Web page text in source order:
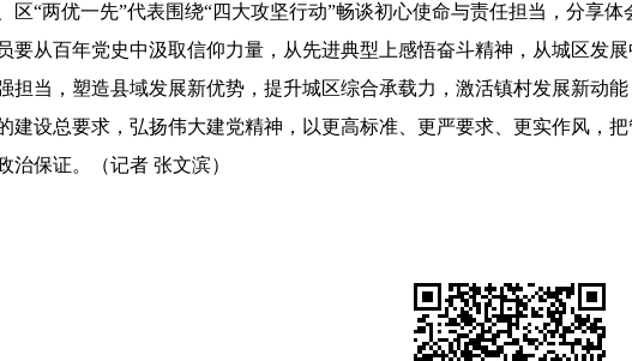
区“两优一先”代表围绕“四大攻坚行动”畅谈初心使命与责任担当，分享体
从百年党史中汲取信仰力量，从先进典型上感悟奋斗精神，从城区发
担当，塑造县域发展新优势，提升城区综合承载力，激活镇村发展新动
建设总要求，弘扬伟大建党精神，以更高标准、更严要求、更实作风，
治保证。（记者 张文滨）